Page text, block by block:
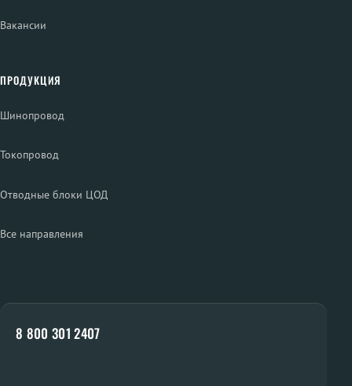
Вакансии
ПРОДУКЦИЯ
Шинопровод
Токопровод
Отводные блоки ЦОД
Все направления
8 800 301 2407